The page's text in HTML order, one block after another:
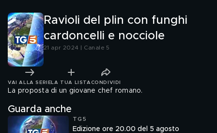
Ravioli del plin con funghi
cardoncelli e nocciole
21 apr 2024 | Canale 5
VAI ALLA SERIE LA TUA LISTA CONDIVIDI
La proposta di un giovane chef romano.
Guarda anche
TG5
Edizione ore 20.00 del 5 agosto